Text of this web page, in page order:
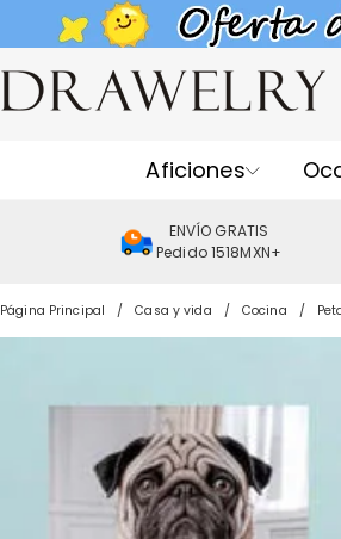
Aficiones
ENVÍO GRATIS
Pedido 1518MXN+
Página Principal Casa y vida Cocina